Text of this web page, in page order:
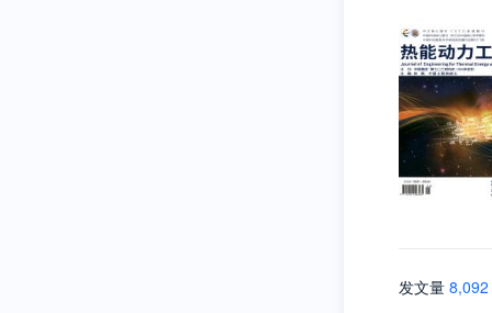
发文量 8,092